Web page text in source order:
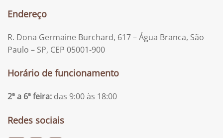
Endereço
R. Dona Germaine Burchard, 617 – Água Branca, São
Paulo – SP, CEP 05001-900
Horário de funcionamento
2ª a 6ª feira: das 9:00 às 18:00
Redes sociais